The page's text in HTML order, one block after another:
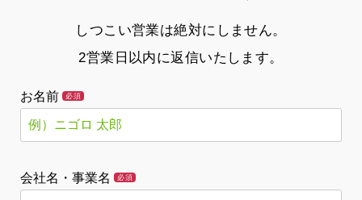
しつこい営業は絶対にしません。
2営業日以内に返信いたします。
お名前 必須
会社名・事業名 必須